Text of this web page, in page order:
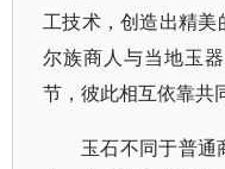
工技术，创造出精
尔族商人与当地玉
节，彼此相互依靠共
玉石不同于普通